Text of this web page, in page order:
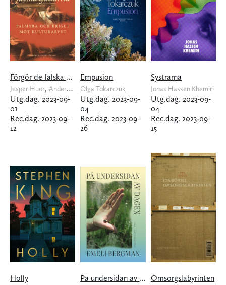
Förgör de falska gudarna
Jesper Huor, Anders Rydell
Utg.dag. 2023-09-
01
Rec.dag. 2023-09-
12
Empusion
Olga Tokarczuk
Utg.dag. 2023-09-
04
Rec.dag. 2023-09-
26
Systrarna
Jonas Hassen Khemiri
Utg.dag. 2023-09-
04
Rec.dag. 2023-09-
15
Holly På undersidan av dagen Omsorgslabyrinten